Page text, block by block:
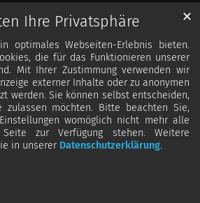
Ihre Privatsphäre
optimales Webseiten-Erlebnis bieten.
die für das Funktionieren unserer
Mit Ihrer Zustimmung verwenden wir
externer Inhalte oder zu anonymen
werden. Sie können selbst entscheiden,
zulassen möchten. Bitte beachten Sie,
womöglich nicht mehr alle
zur Verfügung stehen. Weitere
in unserer Datenschutzerklärung.
✕